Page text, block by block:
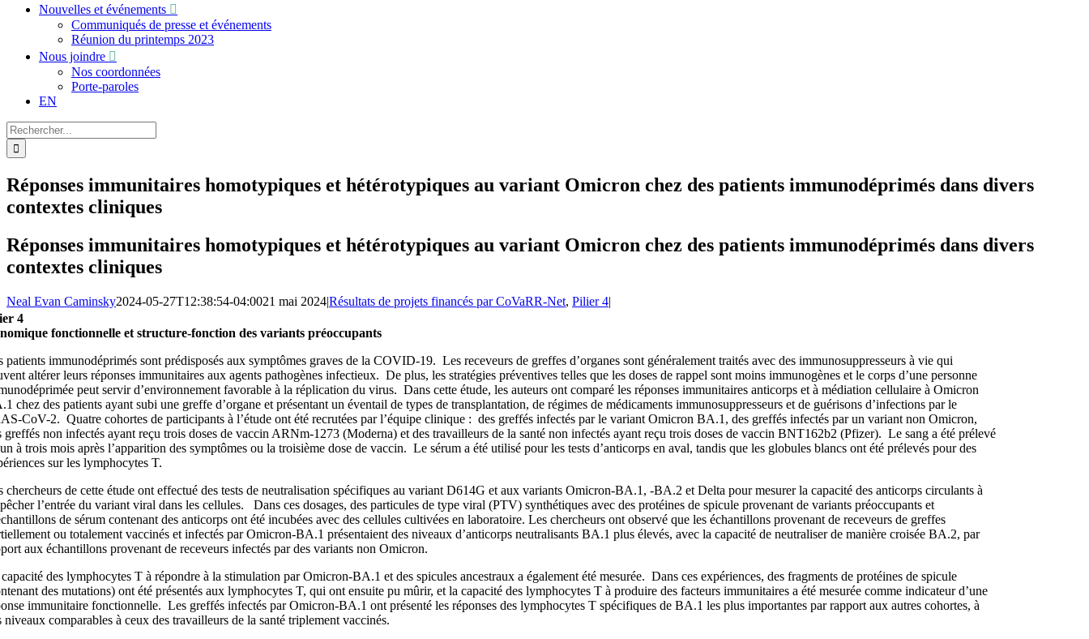
Nouvelles et événements
Communiqués de presse et événements
Réunion du printemps 2023
Nous joindre
Nos coordonnées
Porte-paroles
EN
Recherche
sur
le
Réponses immunitaires homotypiques et hétérotypiques au variant Omicron chez des patients immunodéprimés dans divers
contextes cliniques
Réponses immunitaires homotypiques et hétérotypiques au variant Omicron chez des patients immunodéprimés dans divers
contextes cliniques
Neal Evan Caminsky2024-05-27T12:38:54-04:0021 mai 2024|Résultats de projets financés par CoVaRR-Net, Pilier 4|
4
fonctionnelle et structure-fonction des variants préoccupants
patients immunodéprimés sont prédisposés aux symptômes graves de la COVID-19. Les receveurs de greffes d’organes sont généralement traités avec des immunosuppresseurs à vie qui
altérer leurs réponses immunitaires aux agents pathogènes infectieux. De plus, les stratégies préventives telles que les doses de rappel sont moins immunogènes et le corps d’une personne
peut servir d’environnement favorable à la réplication du virus. Dans cette étude, les auteurs ont comparé les réponses immunitaires anticorps et à médiation cellulaire à Omicron
chez des patients ayant subi une greffe d’organe et présentant un éventail de types de transplantation, de régimes de médicaments immunosuppresseurs et de guérisons d’infections par le
CoV-2. Quatre cohortes de participants à l’étude ont été recrutées par l’équipe clinique : des greffés infectés par le variant Omicron BA.1, des greffés infectés par un variant non Omicron,
greffés non infectés ayant reçu trois doses de vaccin ARNm-1273 (Moderna) et des travailleurs de la santé non infectés ayant reçu trois doses de vaccin BNT162b2 (Pfizer). Le sang a été prélevé
à trois mois après l’apparition des symptômes ou la troisième dose de vaccin. Le sérum a été utilisé pour les tests d’anticorps en aval, tandis que les globules blancs ont été prélevés pour des
sur les lymphocytes T.
chercheurs de cette étude ont effectué des tests de neutralisation spécifiques au variant D614G et aux variants Omicron-BA.1, -BA.2 et Delta pour mesurer la capacité des anticorps circulants à
l’entrée du variant viral dans les cellules. Dans ces dosages, des particules de type viral (PTV) synthétiques avec des protéines de spicule provenant de variants préoccupants et
de sérum contenant des anticorps ont été incubées avec des cellules cultivées en laboratoire. Les chercheurs ont observé que les échantillons provenant de receveurs de greffes
ou totalement vaccinés et infectés par Omicron-BA.1 présentaient des niveaux d’anticorps neutralisants BA.1 plus élevés, avec la capacité de neutraliser de manière croisée BA.2, par
aux échantillons provenant de receveurs infectés par des variants non Omicron.
des lymphocytes T à répondre à la stimulation par Omicron-BA.1 et des spicules ancestraux a également été mesurée. Dans ces expériences, des fragments de protéines de spicule
des mutations) ont été présentés aux lymphocytes T, qui ont ensuite pu mûrir, et la capacité des lymphocytes T à produire des facteurs immunitaires a été mesurée comme indicateur d’une
immunitaire fonctionnelle. Les greffés infectés par Omicron-BA.1 ont présenté les réponses des lymphocytes T spécifiques de BA.1 les plus importantes par rapport aux autres cohortes, à
niveaux comparables à ceux des travailleurs de la santé triplement vaccinés.